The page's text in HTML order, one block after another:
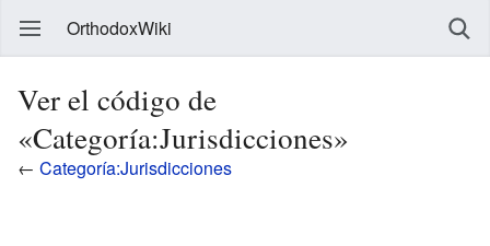
OrthodoxWiki
Ver el código de
«Categoría:Jurisdicciones»
← Categoría:Jurisdicciones